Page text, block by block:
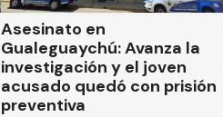
Asesinato en
Gualeguaychú: Avanza la
investigación y el joven
acusado quedó con prisión
preventiva